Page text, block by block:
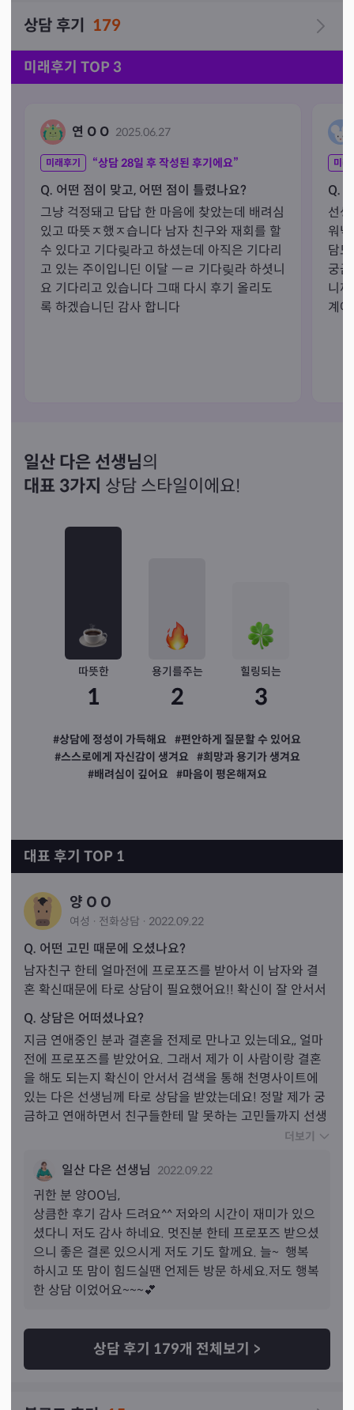
상담 후기 179
미래후기 TOP 3
연 O O 2025.06.27
미래후기 “상담28일 후 작성된 후기에요”
Q. 어떤 점이 맞고, 어떤 점이 틀렸나요?
그냥 걱정돼고 답답 한 마음에 찾았는데 배려심
있고 따뜻ㅈ했ㅈ습니다 남자 친구와 재회를 할
수 있다고 기다맂라고 하셨는데 아직은 기다리
고 있는 주이입니딘 이달 ㅡㄹ 기다맂라 하셧니
요 기다리고 있습니다 그때 다시 후기 올리도
록 하겠습니딘 감사 합니다
미래
Q.
선
워
담
궁
니
계
일산 다은 선생님의
대표 3가지 상담 스타일이에요!
따뜻한
1
용기를주는
2
힐링되는
3
#상담에 정성이 가득해요 #편안하게 질문할 수 있어요
#스스로에게 자신감이 생겨요 #희망과 용기가 생겨요
#배려심이 깊어요 #마음이 평온해져요
대표 후기 TOP 1
양 O O
여성 · 전화상담 · 2022.09.22
Q. 어떤 고민 때문에 오셨나요?
남자친구 한테 얼마전에 프로포즈를 받아서 이 남자와 결
혼 확신때문에 타로 상담이 필요했어요!! 확신이 잘 안서서
Q. 상담은 어떠셨나요?
지금 연애중인 분과 결혼을 전제로 만나고 있는데요,, 얼마
전에 프로포즈를 받았어요. 그래서 제가 이 사람이랑 결혼
을 해도 되는지 확신이 안서서 검색을 통해 천명사이트에
있는 다은 선생님께 타로 상담을 받았는데요! 정말 제가 궁
금하고 연애하면서 친구들한테 말 못하는 고민들까지 선생
님께 상담받았는데, 시원하게 답해주시고 상담해 주셔서 너
직장에서 받는 스트레스도 상담 받고 싶어서 상담받고 받
은 지원금으로 다은샘 또 예약할려고요!! 진짜 다은샘 타로
강추!!!!!!!!!!!
더보기
일산 다은 선생님 2022.09.22
귀한 분 양OO님,
상큼한 후기 감사 드려요^^ 저와의 시간이 재미가 있으
셨다니 저도 감사 하네요. 멋진분 한테 프로포즈 받으셨
으니 좋은 결론 있으시게 저도 기도 할께요. 늘~  행복
하시고 또 맘이 힘드실땐 언제든 방문 하세요.저도 행복
한 상담 이었어요~~~💕
상담 후기 179개 전체보기 >